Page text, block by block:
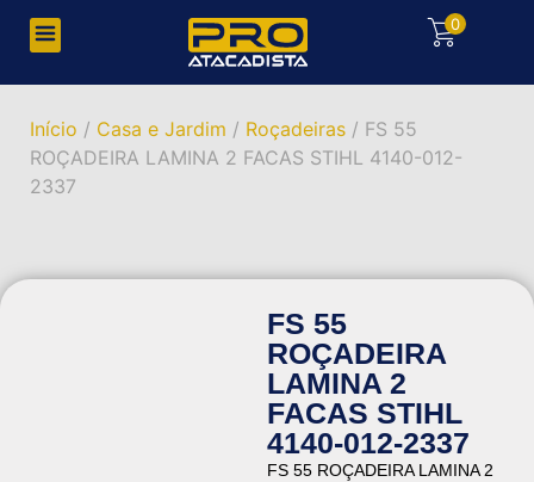
0
Início / Casa e Jardim / Roçadeiras / FS 55
ROÇADEIRA LAMINA 2 FACAS STIHL 4140-012-
2337
FS 55
ROÇADEIRA
LAMINA 2
FACAS STIHL
4140-012-2337
FS 55 ROÇADEIRA LAMINA 2